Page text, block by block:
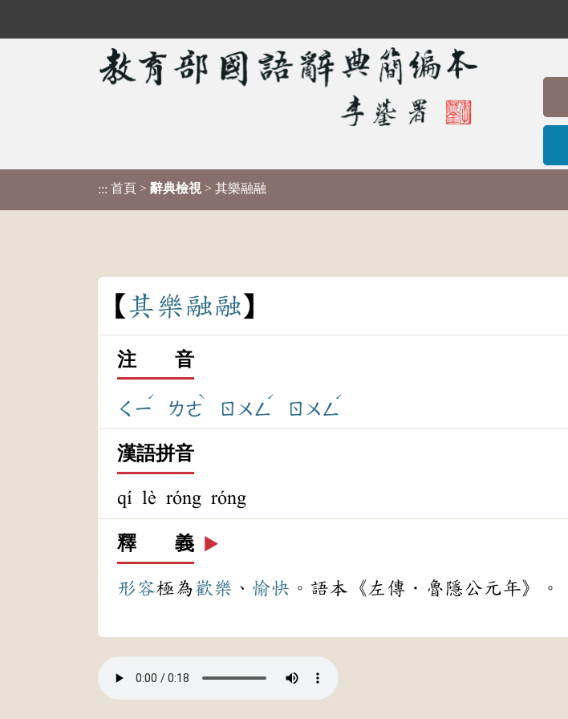
::: 首頁 > 辭典檢視 > 其樂融融
其樂融融
注 音
ㄑㄧ
ˊ
ㄌㄜ
ˋ
ㄖㄨㄥ
ˊ
ㄖㄨㄥ
ˊ
漢語拼音
qí lè róng róng
釋 義 ▶️
形容極為歡樂 、 愉快 。語本《左傳．魯隱公元年》。